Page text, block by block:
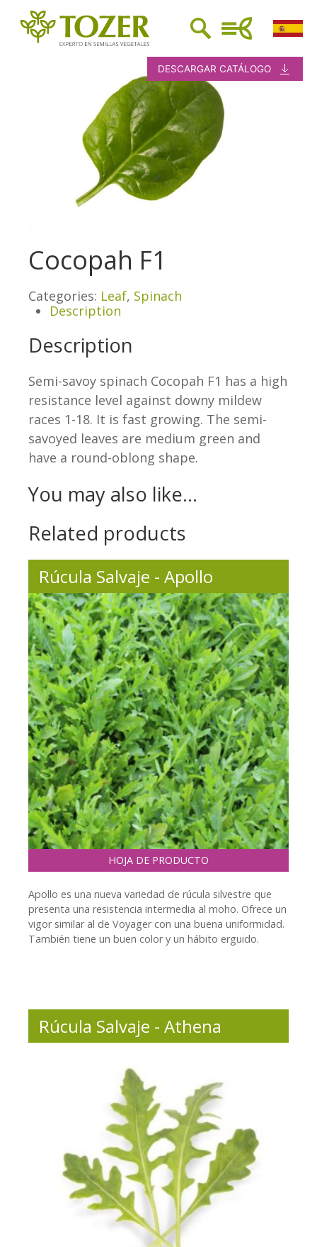
DESCARGAR CATÁLOGO
Cocopah F1
Categories: Leaf, Spinach
Description
Description
Semi-savoy spinach Cocopah F1 has a high
resistance level against downy mildew
races 1-18. It is fast growing. The semi-
savoyed leaves are medium green and
have a round-oblong shape.
You may also like…
Related products
Rúcula Salvaje - Apollo
HOJA DE PRODUCTO
Apollo es una nueva variedad de rúcula silvestre que
presenta una resistencia intermedia al moho. Ofrece un
vigor similar al de Voyager con una buena uniformidad.
También tiene un buen color y un hábito erguido.
Rúcula Salvaje - Athena